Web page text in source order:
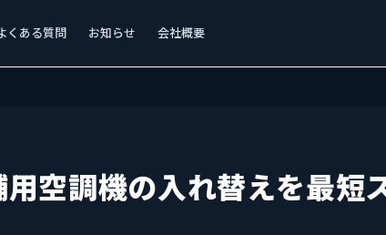
くある質問 お知らせ 会社概要
空調機の入れ替えを最短